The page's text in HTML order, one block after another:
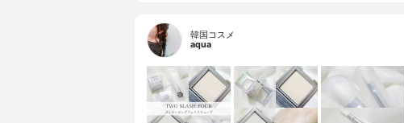
韓国コスメ
aqua